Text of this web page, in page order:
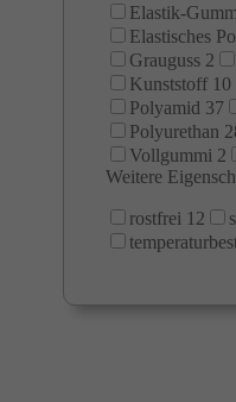
Elastik-
Elastisches
Grauguss 2
Kunststoff 10
Polyamid 37
Polyurethan
Vollgummi 2
Weitere
rostfrei 12